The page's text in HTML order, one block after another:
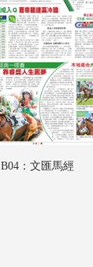
B04：文匯馬經